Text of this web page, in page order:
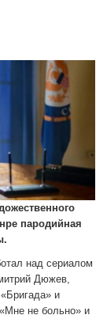
пародийная
над сериалом
Дюжев,
и
не больно» и